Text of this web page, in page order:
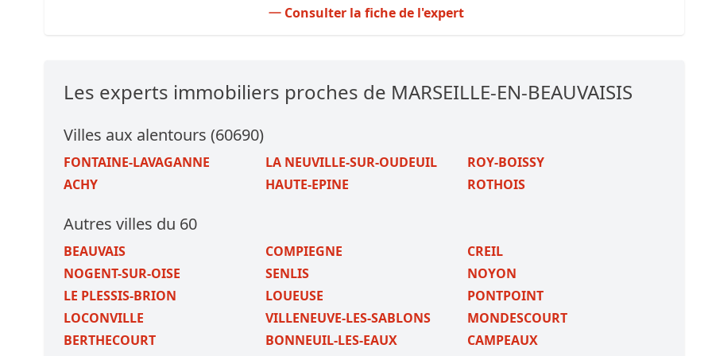
Consulter la fiche de l'expert
Les experts immobiliers proches de MARSEILLE-EN-BEAUVAISIS
Villes aux alentours (60690)
FONTAINE-LAVAGANNE LA NEUVILLE-SUR-OUDEUIL
ROY-BOISSY
ACHY
HAUTE-EPINE ROTHOIS
Autres villes du 60
BEAUVAIS COMPIEGNE
CREIL
NOGENT-SUR-OISE
SENLIS
NOYON
LE PLESSIS-BRION
LOUEUSE
PONTPOINT
LOCONVILLE
VILLENEUVE-LES-SABLONS
MONDESCOURT
BERTHECOURT
BONNEUIL-LES-EAUX CAMPEAUX